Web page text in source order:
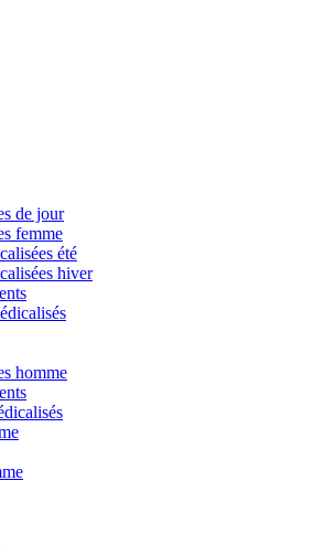
de jour
femme
été
hiver
homme